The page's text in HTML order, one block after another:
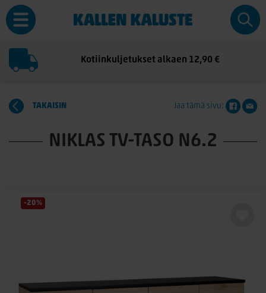
Kotiinkuljetukset alkaen 12,90 €
TAKAISIN Jaa tämä sivu:
NIKLAS TV-TASO N6.2
-20%